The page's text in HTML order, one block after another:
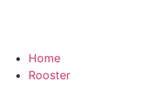
Home
Rooster